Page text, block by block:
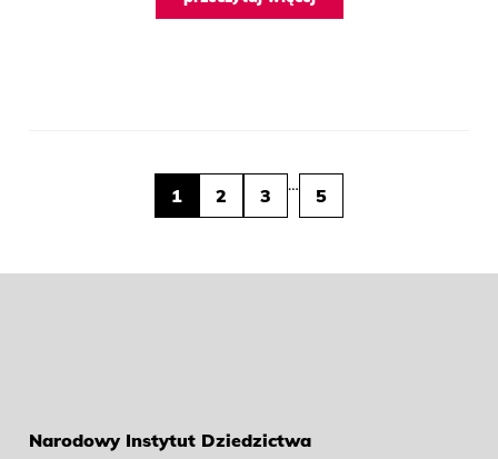
1 2 3 … 5
Narodowy Instytut Dziedzictwa